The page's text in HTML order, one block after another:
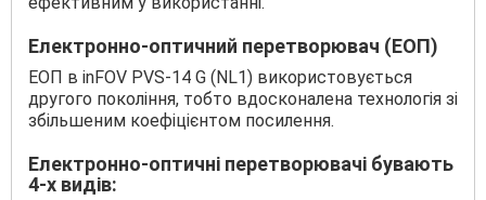
Електронно-оптичний перетворювач (ЕОП)
ЕОП в inFOV PVS-14 G (NL1) використовується
другого покоління, тобто вдосконалена технологія зі
збільшеним коефіцієнтом посилення.
Електронно-оптичні перетворювачі бувають
4-х видів: